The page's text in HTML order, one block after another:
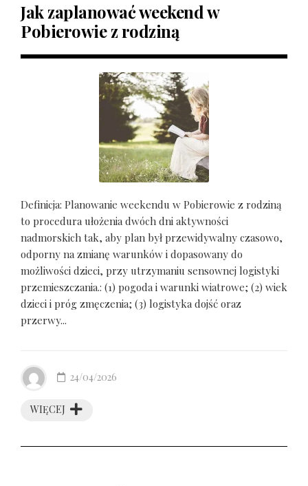
Jak zaplanować weekend w
Pobierowie z rodziną
Definicja: Planowanie weekendu w Pobierowie z rodziną
to procedura ułożenia dwóch dni aktywności
nadmorskich tak, aby plan był przewidywalny czasowo,
odporny na zmianę warunków i dopasowany do
możliwości dzieci, przy utrzymaniu sensownej logistyki
przemieszczania.: (1) pogoda i warunki wiatrowe; (2) wiek
dzieci i próg zmęczenia; (3) logistyka dojść oraz
przerwy...
WIĘCEJ
24/04/2026